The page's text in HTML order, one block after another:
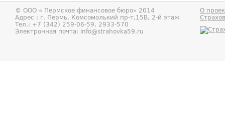
© ООО « Пермское финансовое бюро» 2014
Адрес : г. Пермь, Комсомолький пр-т,15В, 2-й этаж
Тел.: +7 (342) 259-06-59, 2933-570
Электронная почта: info@strahovka59.ru
О